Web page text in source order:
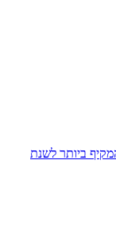
ביותר לשנת